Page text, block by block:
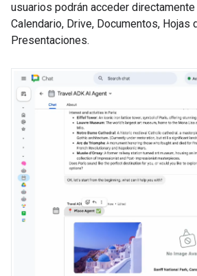
usuarios podrán acceder directamente
Calendario, Drive, Documentos, Hojas
Presentaciones.